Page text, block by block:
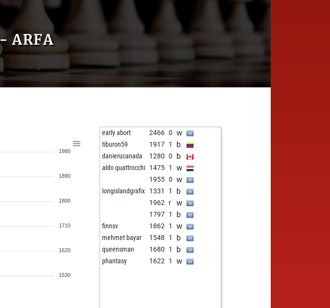
ARFA
1980
1890
1800
1710
1620
1530
early abort 2466 0 w
tiburon59 1917 1 b
danierucanada 1280 0 b
aldo quattrocchi 1475 1 w
1955 0 w
longislandgrafix 1331 1 b
1962 r w
1797 1 b
finnsv 1862 1 w
mehmet bayar 1548 1 b
queensman 1680 1 b
phantasy 1622 1 w